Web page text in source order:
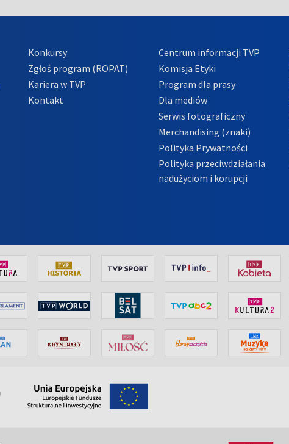
Konkursy
Zgłoś program (ROPAT)
Kariera w TVP
Kontakt
Centrum informacji TVP
Komisja Etyki
Program dla prasy
Dla mediów
Serwis fotograficzny
Merchandising (znaki)
Polityka Prywatności
Polityka przeciwdziałania
nadużyciom i korupcji